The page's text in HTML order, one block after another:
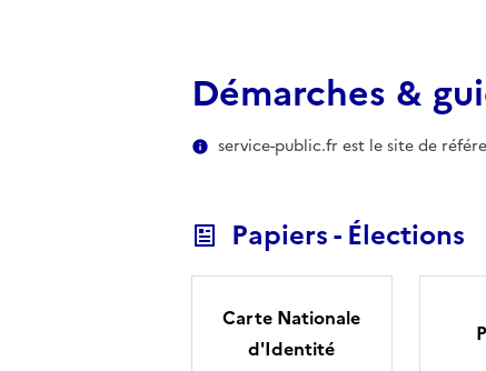
Démarches &
service-public.fr est le site de
Papiers - Élections
Carte Nationale
d'Identité